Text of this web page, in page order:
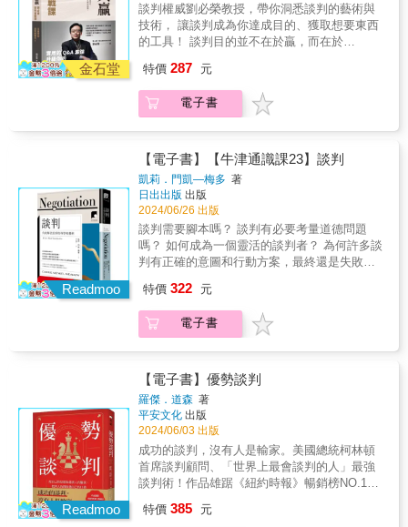
溝通技巧，將其應用到實際情境中，幫助讀者
更熟悉理論與知識，學會如何在實際談判場景
中應用這些技巧。&3.提供具體示例和練習讓讀
者可以透過模仿電影中的角色或情境，練習和
應用所學的談判溝通技巧，更深入理解並掌握
這些技巧。&4.豐富的趣味元素和引人入勝的故
事讓讀者在閱讀的過程中感到愉快和興奮，提
值觀包括：同理、傾聽、尊重、公平、合作、
讓步&hellip;&hellip;等，對於建立良好的溝通關
係，取得成功的談判結果，至關重要。&「看電
影學溝通談判」的七大優勢1.激發潛能聚焦於
觀察、理解和分析電影角色之間的互動，尋找
啟發、創意與靈感。提高對話技巧及增進人際
關係。學習從不同角度看待問題。增進同理心
的語言、非語言和情感表達，並分析其背後的
溝通風格與技巧。提升解決問題的能力。& &3.
學會技巧觀看電影並將角色之間的溝通方式應
用到現實生活中的談判或溝通場景。透過娛樂
方式學習溝通技巧。可模仿和應用在實際工作
或生活情境中。提供新的思維角度和解決問題
的方法。&4.自我調整嘗試模仿電影中不同角色
的溝通或談判風格，從中學習調整自己的表達
方式與技巧。&&提高自我意識和自我調整能
力。學習在不同情境使用不同的談判溝通策
略。增進自我情緒管理能力。&5.團體建立與團
隊或夥伴一起觀看電影，共同討論角色之間的
溝通方式，從中獲取多角度的見解和反饋。增
進團隊合作與建立共識。提高團隊溝通和協作
在。&前言/看電影學談判溝通這本書可以幫助
讀者更容易理解「看電影學談判溝通」的核心
理念、實踐方法以及相應的好處和利益，並激
發學習興趣。幫助讀者更具體理解如何透過
「看電影」來提升溝通技巧和談判時的應對能
工作及生活的目標與成功。&本書的五大特色：
1.深入分析電影場景對於每一部電影，挑選其
中關鍵場景深入分析，包括：「角色的人物背
景、性格與能力」、「角色之間的對話」、
「情境的營造」、「心理戰術」等。透過對電
影情節的分析，讓讀者從中學習談判溝通的心
態、技巧、戰術和策略。&2.融合談判理論和溝
通技巧實踐分析電影並提供相關的談判理論和
溝通技巧，將其應用到實際情境中，幫助讀者
更熟悉理論與知識，學會如何在實際談判場景
中應用這些技巧。&3.提供具體示例和練習讓讀
者可以透過模仿電影中的角色或情境，練習和
應用所學的談判溝通技巧，更深入理解並掌握
這些技巧。&4.豐富的趣味元素和引人入勝的故
事讓讀者在閱讀的過程中感到愉快和興奮，提
值觀包括：同理、傾聽、尊重、公平、合作、
讓步&hellip;&hellip;等，對於建立良好的溝通關
係，取得成功的談判結果，至關重要。&「看電
影學溝通談判」的七大優勢1.激發潛能聚焦於
觀察、理解和分析電影角色之間的互動，尋找
啟發、創意與靈感。提高對話技巧及增進人際
關係。學習從不同角度看待問題。增進同理心
的語言、非語言和情感表達，並分析其背後的
議，而要促成新的「yes」 尤瑞擔任共同作者
的《哈佛這樣教談判力》（Getting to Yes），
全球暢銷超過1,500萬冊，是哈佛大學法、商學
衝突中達成雙方都滿意的協議。在新作中，尤
瑞總結多年談判經驗，提出一條全新的「通往
可能之路」（path to possible），主張我們要
釋放潛能，改變衝突形式，從毀滅性的爭鬥，
變成富有成果的衝突和有建設性的協商談判，
有創意地轉化看似難以排解的問題，創造意想
不到的全新可能性，找出比解決問題更實際且
可持續的做法，將重點放在「轉化衝突」並精
煉為一句話，寫成如下等式： 創造可能的勝利
3 階 = 走上包廂 + 搭建黃金橋 + 引入第三方
略、獨到的經驗敘事，以及豐富的真實案例，
各地艱難的衝突中有所突破的人，可依此鍛鍊
可能性心態與想法，學會啟動、運用我們與生
俱來的9種超能力。 勝利第一階 運用暫停、聚
焦、拉遠的能力，走上包廂 積極主動創造空
間，綜觀全局，從洞悉對方基本需求，拿下關
鍵第一步 勝利第二階 運用傾聽、創造、吸引的
能力，搭建黃金橋 換位思考，屏棄贏者全拿，
尋求雙贏，讓僵局走向更易化解的局面 勝利第
三階 運用主持、協助、群體行動的能力，引入
第三方 從把人排除到兼容，從「我不能」到
「我可以」，組成功聯盟，創造三贏的整體效
益 透過本書，尤瑞帶領大家以充滿好奇心、創
意、合作的方式，與利益不同的人建立持久的
● 為什麼說底線其實只是一個迷思？ ● 談判地
點的選擇有什麼訣竅？ ● 就算要讓步，如何讓
得漂亮，讓得有價值？每一次讓步都換東西回
來？ 生活中談判無所不在，不是只有坐下來談
也是一種無形的談判。談判權威劉必榮教授，
在這本書中以豐富的情境和QA，帶你釐清談判
的目的，掌握雙方的心理攻防，制定戰略，見
招拆招，帶你贏，更帶你得利。 │關於雙贏│
雙贏的真義是大家都感覺自己得到了一點東
西，雙方都覺得自己是贏家，這才是最好的結
果。若雙贏等於均分，那何必學談判呢？學數
學就好了！ │關於底線│ 底線是畫在沙灘上
的，不是刻在石頭上的。與其拚命想探知對方
的底線，想辦法砍到底線，倒不如用更多資訊
說服對方，讓對方自己願意調整底線。 │如何
談薪資│ 不談「薪資」，談「待遇」。把跳槽
（辭職）變成是勞資雙方要共同面對的問題。
│如何選地點│ 人心是浮動的，因此要盡量在讓
對方不容易落跑的地方進行談判。沒辦法轉身
碼。 實用的QA集錦 升級你的談判即戰力 第1
章 坐上談判桌之前要知道的事 ．談判到底可
不可能雙贏？ ．談判有沒有底線？什麼是贏與
利的標準？&hellip;&hellip; 第2章 生活中的談
判，無所不在 ．跳槽、辭職、求職的談判關鍵
為何？ ．非買到不可！避免落入弱勢的談判關
鍵？&hellip;&hellip; 第3章 談判桌上的攻防技
巧 ．談判出牌，用什麼句型最有效？ ．如何破
解對方的期待？化解對方的攻擊？
金石堂
談判權威劉必榮教授，帶你洞悉談判的藝術與
技術， 讓談判成為你達成目的、獲取想要東西
的工具！ 談判目的並不在於贏，而在於
的； 反之，談判若「輸而有利」，則是可以接
受的。 重疊的利益才是彼此關係能否黏著、長
久維持的關鍵。 「我寫這本書的目的，是為讀
習， 來不及看的人，可以馬上用這本書應
急。」──劉必榮 破解談判實戰盲點，把談判變
成可學習的學問， 是一本可以隨身攜帶、立即
可用的談判錦囊！ ● 跳槽、辭職、求職的談判
關鍵為何？ ● 沒籌碼怎麼辦？如何創造籌碼？
● 為什麼說底線其實只是一個迷思？ ● 談判地
點的選擇有什麼訣竅？ ● 就算要讓步，如何讓
得漂亮，讓得有價值？每一次讓步都換東西回
來？ 生活中談判無所不在，不是只有坐下來談
也是一種無形的談判。談判權威劉必榮教授，
在這本書中以豐富的情境和QA，帶你釐清談判
的目的，掌握雙方的心理攻防，制定戰略，見
招拆招，帶你贏，更帶你得利。 │關於雙贏│
雙贏的真義是大家都感覺自己得到了一點東
西，雙方都覺得自己是贏家，這才是最好的結
果。若雙贏等於均分，那何必學談判呢？學數
學就好了！ │關於底線│ 底線是畫在沙灘上
的，不是刻在石頭上的。與其拚命想探知對方
的底線，想辦法砍到底線，倒不如用更多資訊
說服對方，讓對方自己願意調整底線。 │如何
談薪資│ 不談「薪資」，談「待遇」。把跳槽
（辭職）變成是勞資雙方要共同面對的問題。
特價 287 元
電子書
Readmoo
【電子書】【牛津通識課23】談判
凱莉．門凱—梅多 著
日出出版 出版
2024/06/26 出版
談判需要腳本嗎？ 談判有必要考量道德問題
嗎？ 如何成為一個靈活的談判者？ 為何許多談
判有正確的意圖和行動方案，最終還是失敗
一種互動和動態的人類發展過程。談判有不同
的架構、理論和策略，當進行實際談判時，所
有的模式都可能會發生變化，因為在談判領域
認為這是一種競爭過程，各方都試圖將自己的
利益最大化，或是採取「各讓一步」的妥協解
決方案。過去幾十年來，許多不同學科都對談
判進行了研究，為人們提供許多新流程來解決
彼此的分歧和問題&mdash;&mdash;調停、建
立共識、修復式正義、真相與和解委員會
&hellip;&hellip;，讓人們自行選擇採取何種有效
方式來協商談判。 & 打開牛津大學出版社最受
歡迎通識讀本， 用最簡明的方式一探人類談判
特價 322 元
電子書
Readmoo
【電子書】優勢談判
羅傑．道森 著
平安文化 出版
2024/06/03 出版
成功的談判，沒有人是輸家。美國總統柯林頓
首席談判顧問、「世界上最會談判的人」最強
談判術！作品雄踞《紐約時報》暢銷榜NO.1長
一致認證！入選普林斯頓大學、耶魯大學等頂
特價 385 元